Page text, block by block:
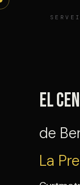
Vés
El
de
La